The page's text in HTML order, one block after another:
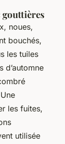
gouttières
noues,
bouchés,
les tuiles
d’automne
les fuites,
utilisée